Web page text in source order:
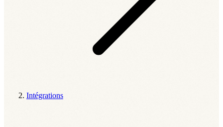
Intégrations